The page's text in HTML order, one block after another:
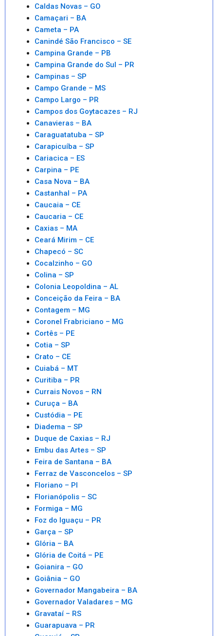
Caldas Novas – GO
Camaçari – BA
Cameta – PA
Canindé São Francisco – SE
Campina Grande – PB
Campina Grande do Sul – PR
Campinas – SP
Campo Grande – MS
Campo Largo – PR
Campos dos Goytacazes – RJ
Canavieras – BA
Caraguatatuba – SP
Carapicuíba – SP
Cariacica – ES
Carpina – PE
Casa Nova – BA
Castanhal – PA
Caucaia – CE
Caucaria – CE
Caxias – MA
Ceará Mirim – CE
Chapecó – SC
Cocalzinho – GO
Colina – SP
Colonia Leopoldina – AL
Conceição da Feira – BA
Contagem – MG
Coronel Frabriciano – MG
Cortês – PE
Cotia – SP
Crato – CE
Cuiabá – MT
Curitiba – PR
Currais Novos – RN
Curuça – BA
Custódia – PE
Diadema – SP
Duque de Caxias – RJ
Embu das Artes – SP
Feira de Santana – BA
Ferraz de Vasconcelos – SP
Floriano – PI
Florianópolis – SC
Formiga – MG
Foz do Iguaçu – PR
Garça – SP
Glória – BA
Glória de Coitá – PE
Goianira – GO
Goiânia – GO
Governador Mangabeira – BA
Governador Valadares – MG
Gravataí – RS
Guarapuava – PR